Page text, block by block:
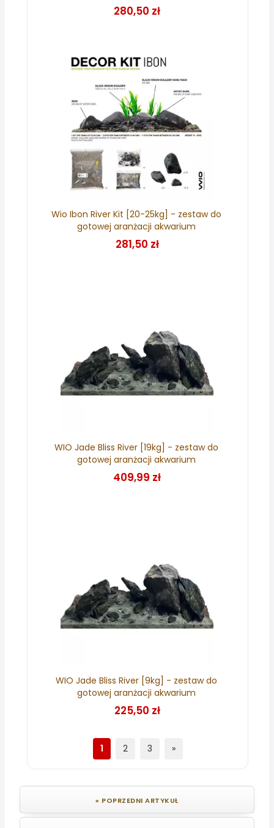
280,50 zł
Wio Ibon River Kit [20-25kg] - zestaw do
gotowej aranżacji akwarium
281,50 zł
WIO Jade Bliss River [19kg] - zestaw do
gotowej aranżacji akwarium
409,99 zł
WIO Jade Bliss River [9kg] - zestaw do
gotowej aranżacji akwarium
225,50 zł
1 2 3 »
« POPRZEDNI ARTYKUŁ